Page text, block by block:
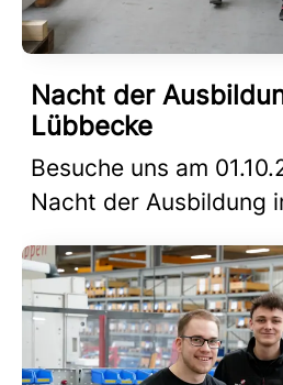
Nacht der
Lübbecke
Besuche uns am
Nacht der Ausbildung